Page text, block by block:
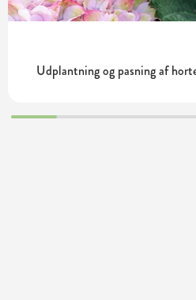
Udplantning og pasning af